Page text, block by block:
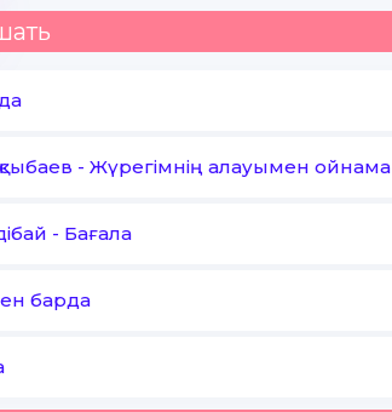
- Жүрегімнің алауымен ойнама
- Бағала
барда